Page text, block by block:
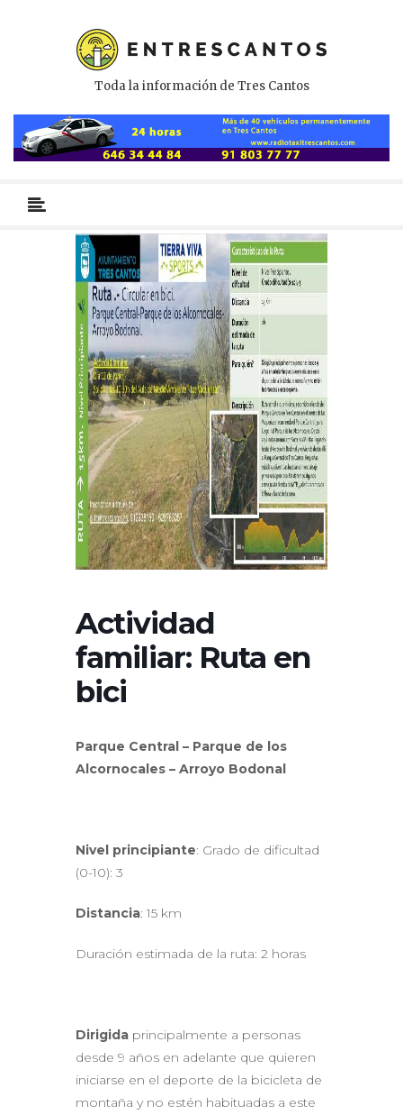
Toda la información de Tres Cantos
primario
Actividad
familiar: Ruta en
bici
Parque Central – Parque de los
Alcornocales – Arroyo Bodonal
Nivel principiante: Grado de dificultad
(0-10): 3
Distancia: 15 km
Duración estimada de la ruta: 2 horas
Dirigida principalmente a personas
desde 9 años en adelante que quieren
iniciarse en el deporte de la bicicleta de
montaña y no estén habituadas a este